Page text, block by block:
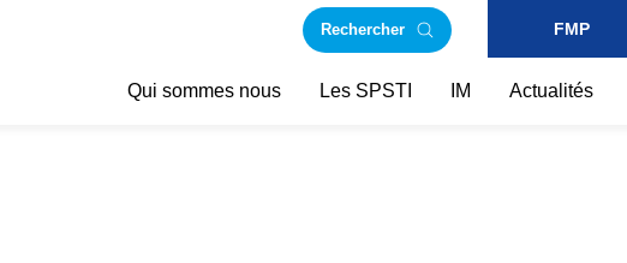
Rechercher FMP
Qui sommes nous Les SPSTI IM Actualités